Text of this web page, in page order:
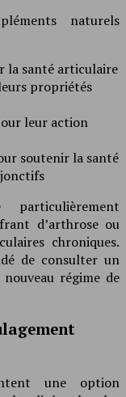
naturels
la santé articulaire
propriétés
leur action
soutenir la santé
d’arthrose ou
chroniques.
de consulter un
régime de
une option